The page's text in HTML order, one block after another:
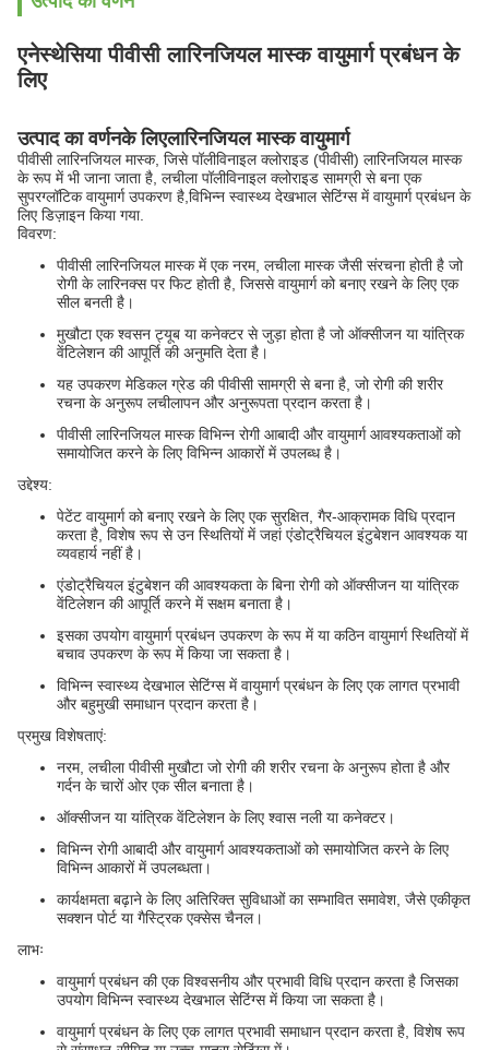
एनेस्थेसिया पीवीसी लारिनजियल मास्क वायुमार्ग प्रबंधन के
लिए
उत्पाद का वर्णनके लिएलारिनजियल मास्क वायुमार्ग
पीवीसी लारिनजियल मास्क, जिसे पॉलीविनाइल क्लोराइड (पीवीसी) लारिनजियल मास्क
के रूप में भी जाना जाता है, लचीला पॉलीविनाइल क्लोराइड सामग्री से बना एक
सुपरग्लॉटिक वायुमार्ग उपकरण है,विभिन्न स्वास्थ्य देखभाल सेटिंग्स में वायुमार्ग प्रबंधन के
लिए डिज़ाइन किया गया.
विवरण:
पीवीसी लारिनजियल मास्क में एक नरम, लचीला मास्क जैसी संरचना होती है जो
रोगी के लारिनक्स पर फिट होती है, जिससे वायुमार्ग को बनाए रखने के लिए एक
सील बनती है।
मुखौटा एक श्वसन ट्यूब या कनेक्टर से जुड़ा होता है जो ऑक्सीजन या यांत्रिक
वेंटिलेशन की आपूर्ति की अनुमति देता है।
यह उपकरण मेडिकल ग्रेड की पीवीसी सामग्री से बना है, जो रोगी की शरीर
रचना के अनुरूप लचीलापन और अनुरूपता प्रदान करता है।
पीवीसी लारिनजियल मास्क विभिन्न रोगी आबादी और वायुमार्ग आवश्यकताओं को
समायोजित करने के लिए विभिन्न आकारों में उपलब्ध है।
उद्देश्य:
पेटेंट वायुमार्ग को बनाए रखने के लिए एक सुरक्षित, गैर-आक्रामक विधि प्रदान
करता है, विशेष रूप से उन स्थितियों में जहां एंडोट्रैचियल इंटुबेशन आवश्यक या
व्यवहार्य नहीं है।
एंडोट्रैचियल इंटुबेशन की आवश्यकता के बिना रोगी को ऑक्सीजन या यांत्रिक
वेंटिलेशन की आपूर्ति करने में सक्षम बनाता है।
इसका उपयोग वायुमार्ग प्रबंधन उपकरण के रूप में या कठिन वायुमार्ग स्थितियों में
बचाव उपकरण के रूप में किया जा सकता है।
विभिन्न स्वास्थ्य देखभाल सेटिंग्स में वायुमार्ग प्रबंधन के लिए एक लागत प्रभावी
और बहुमुखी समाधान प्रदान करता है।
प्रमुख विशेषताएं:
नरम, लचीला पीवीसी मुखौटा जो रोगी की शरीर रचना के अनुरूप होता है और
गर्दन के चारों ओर एक सील बनाता है।
ऑक्सीजन या यांत्रिक वेंटिलेशन के लिए श्वास नली या कनेक्टर।
विभिन्न रोगी आबादी और वायुमार्ग आवश्यकताओं को समायोजित करने के लिए
विभिन्न आकारों में उपलब्धता।
कार्यक्षमता बढ़ाने के लिए अतिरिक्त सुविधाओं का सम्भावित समावेश, जैसे एकीकृत
सक्शन पोर्ट या गैस्ट्रिक एक्सेस चैनल।
लाभः
वायुमार्ग प्रबंधन की एक विश्वसनीय और प्रभावी विधि प्रदान करता है जिसका
उपयोग विभिन्न स्वास्थ्य देखभाल सेटिंग्स में किया जा सकता है।
वायुमार्ग प्रबंधन के लिए एक लागत प्रभावी समाधान प्रदान करता है, विशेष रूप